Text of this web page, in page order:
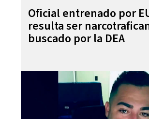
Oficial entrenado por
resulta ser
buscado por la DEA